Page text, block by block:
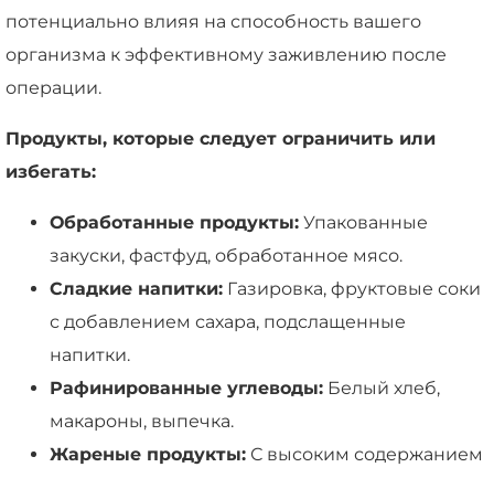
потенциально влияя на способность вашего
организма к эффективному заживлению после
операции.
Продукты, которые следует ограничить или
избегать:
Обработанные продукты: Упакованные
закуски, фастфуд, обработанное мясо.
Сладкие напитки: Газировка, фруктовые соки
с добавлением сахара, подслащенные
напитки.
Рафинированные углеводы: Белый хлеб,
макароны, выпечка.
Жареные продукты: С высоким содержанием